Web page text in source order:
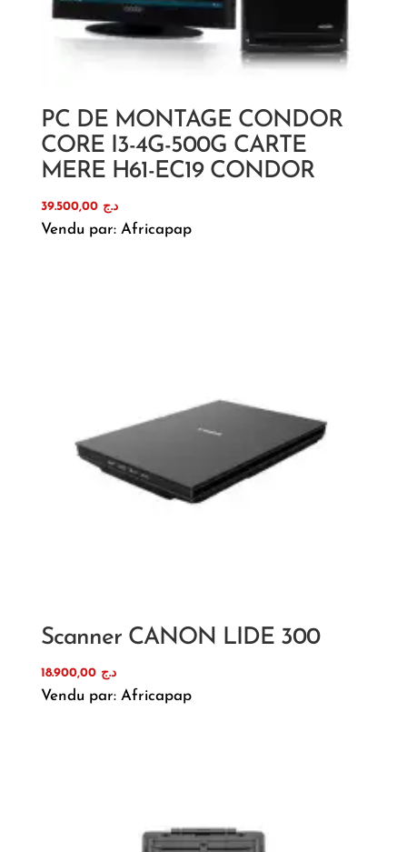
PC DE MONTAGE CONDOR
CORE I3-4G-500G CARTE
MERE H61-EC19 CONDOR
د.ج 39.500,00
Vendu par: Africapap
Scanner CANON LIDE 300
د.ج 18.900,00
Vendu par: Africapap